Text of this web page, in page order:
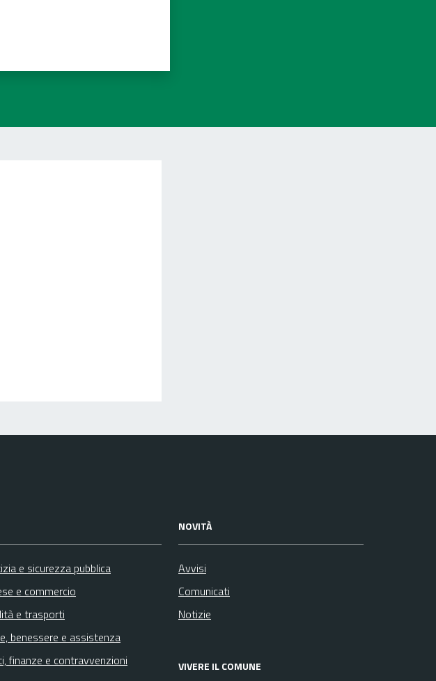
e sicurezza pubblica
e commercio
e trasporti
benessere e assistenza
finanze e contravvenzioni
NOVITÀ
Avvisi
Comunicati
Notizie
VIVERE IL COMUNE